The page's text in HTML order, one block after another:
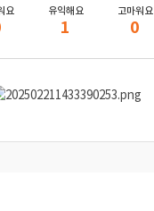
요 유익해요
1
고마워요
0